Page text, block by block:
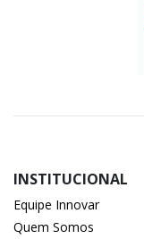
INSTITUCIONAL
Equipe Innovar
Quem Somos